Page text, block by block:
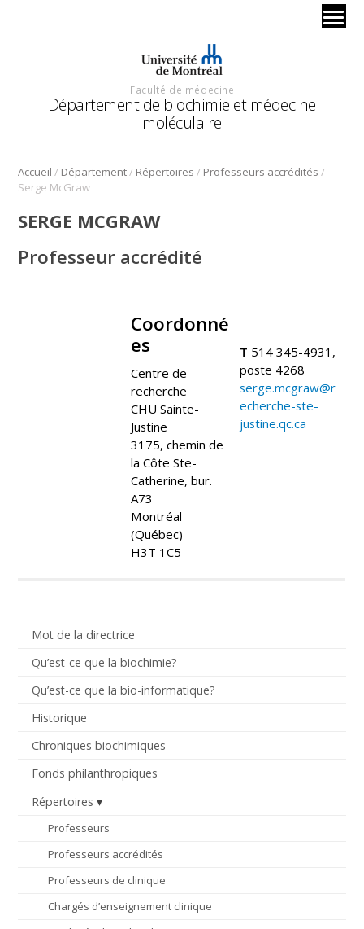
Faculté de médecine
Département de biochimie et médecine
moléculaire
Accueil / Département/ Répertoires / Professeurs accrédités /
Serge McGraw
Mot de la directrice
Qu’est-ce que la biochimie?
Qu’est-ce que la bio-informatique?
Historique
Chroniques biochimiques
Fonds philanthropiques
Répertoires
Professeurs
Professeurs accrédités
Professeurs de clinique
Chargés d’enseignement clinique
SERGE MCGRAW
Professeur accrédité
Coordonné
es
Centre de
recherche
CHU Sainte-
Justine
3175, chemin de
la Côte Ste-
Catherine, bur.
A73
Montréal
(Québec)
H3T 1C5
T 514 345-4931,
poste 4268
serge.mcgraw@r
echerche-ste-
justine.qc.ca